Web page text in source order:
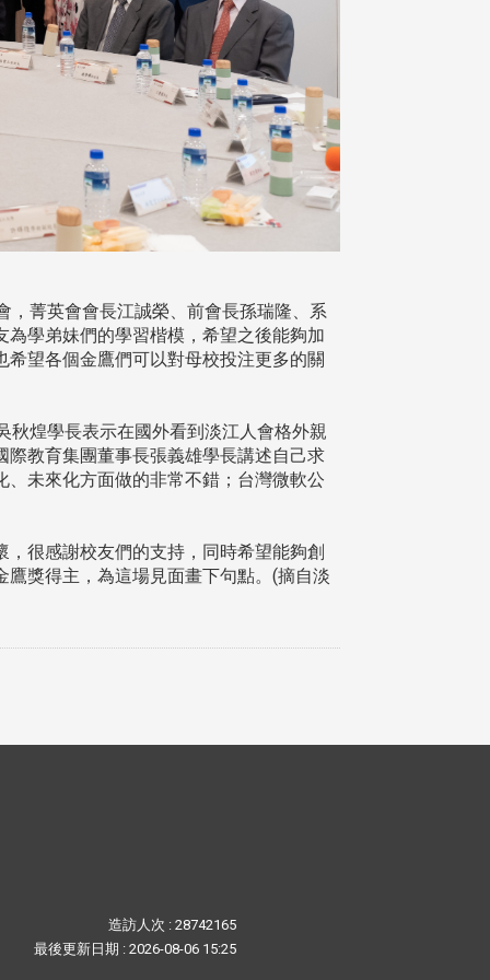
菁英會會長江誠榮、前會長孫瑞隆、系
學弟妹們的學習楷模，希望之後能夠加
望各個金鷹們可以對母校投注更多的關
煌學長表示在國外看到淡江人會格外親
教育集團董事長張義雄學長講述自己求
未來化方面做的非常不錯；台灣微軟公
很感謝校友們的支持，同時希望能夠創
獎得主，為這場見面畫下句點。(摘自淡
造訪人次 : 28742165
最後更新日期 : 2026-08-06 15:25